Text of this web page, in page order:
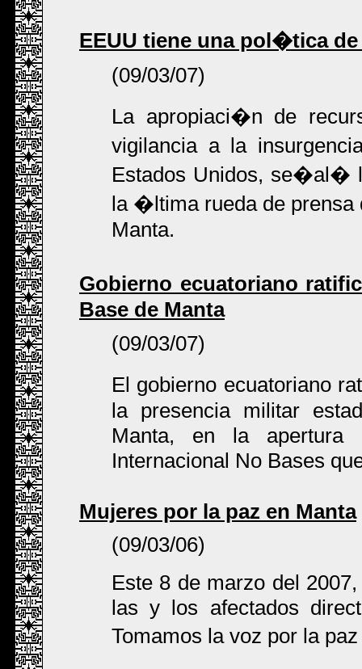
EEUU tiene una pol�tica
(09/03/07)
La apropiaci�n de
vigilancia a la
Estados Unidos, se�al�
la �ltima rueda de prensa
Manta.
Gobierno ecuatoriano
Base de Manta
(09/03/07)
El gobierno ecuatoriano
la presencia militar
Manta, en la apertura
Internacional No Bases
Mujeres por la paz en Manta
(09/03/06)
Este 8 de marzo del
las y los afectados
Tomamos la voz por la